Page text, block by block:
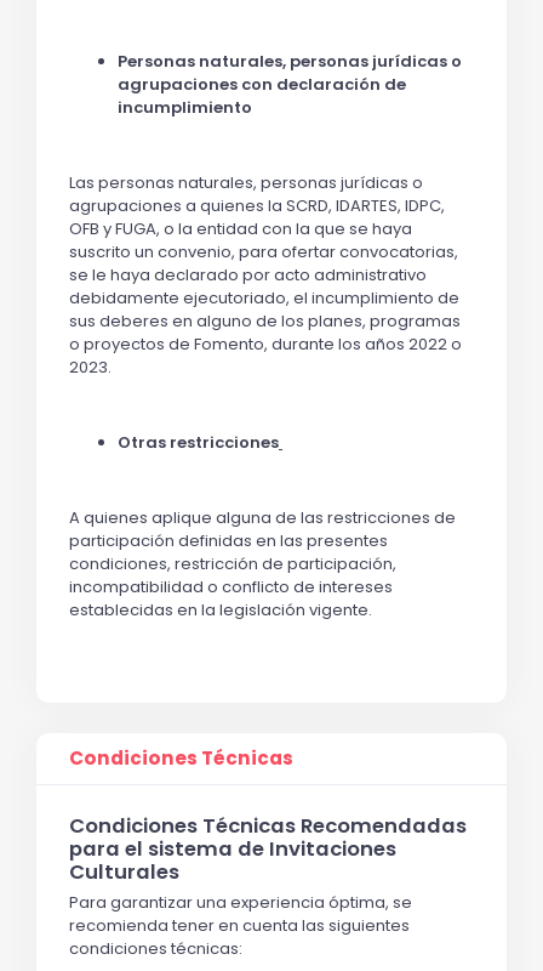
Personas naturales, personas jurídicas o
agrupaciones con declaración de
incumplimiento
Las personas naturales, personas jurídicas o
agrupaciones a quienes la SCRD, IDARTES, IDPC,
OFB y FUGA, o la entidad con la que se haya
suscrito un convenio, para ofertar convocatorias,
se le haya declarado por acto administrativo
debidamente ejecutoriado, el incumplimiento de
sus deberes en alguno de los planes, programas
o proyectos de Fomento, durante los años 2022 o
2023.
Otras restricciones
A quienes aplique alguna de las restricciones de
participación definidas en las presentes
condiciones, restricción de participación,
incompatibilidad o conflicto de intereses
establecidas en la legislación vigente.
Condiciones Técnicas
Condiciones Técnicas Recomendadas
para el sistema de Invitaciones
Culturales
Para garantizar una experiencia óptima, se
recomienda tener en cuenta las siguientes
condiciones técnicas: